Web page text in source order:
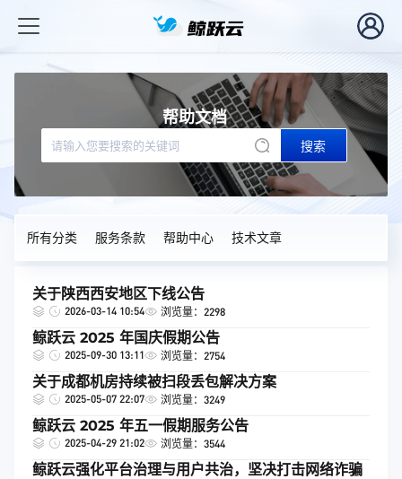
帮助文档
搜索
所有分类 服务条款 帮助中心 技术文章
关于陕西西安地区下线公告
2026-03-14 10:54 浏览量：2298
鲸跃云 2025 年国庆假期公告
2025-09-30 13:11 浏览量：2754
关于成都机房持续被扫段丢包解决方案
2025-05-07 22:07 浏览量：3249
鲸跃云 2025 年五一假期服务公告
2025-04-29 21:02 浏览量：3544
鲸跃云强化平台治理与用户共治，坚决打击网络诈骗